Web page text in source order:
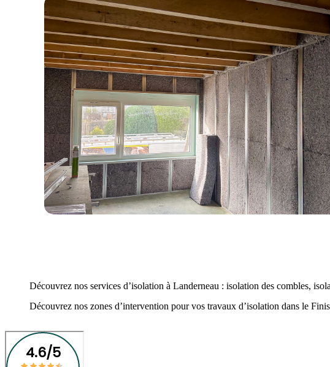
Découvrez nos services d’isolation à Landerneau : isolation des combles,
Découvrez nos zones d’intervention pour vos travaux d’isolation dans le